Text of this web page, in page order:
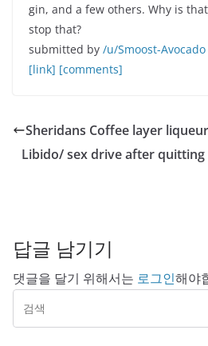
gin, and a few others. Why is
stop that?
submitted by /u/Smoost-Avocado
[link] [comments]
Sheridans Coffee layer liqueur
Libido/ sex drive after
답글 남기기
댓글을 달기 위해서는 로그인해야